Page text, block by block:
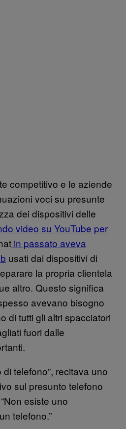
competitivo e le aziende
voci su presunte
dei dispositivi delle
video su YouTube per
in passato aveva
usati dai dispositivi di
la propria clientela
altro. Questo significa
avevano bisogno
di tutti gli altri spacciatori
fuori dalle
telefono”, recitava uno
sul presunto telefono
esiste uno
telefono.”